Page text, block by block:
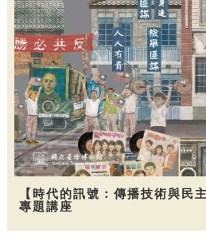
【時代的訊號：傳播技術與民
專題講座